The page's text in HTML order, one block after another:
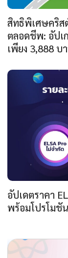
สิทธิพิเศษคริส
ตลอดชีพ: อัปเ
เพียง 3,888 บ
อัปเดตราคา
พร้อมโปรโมชั